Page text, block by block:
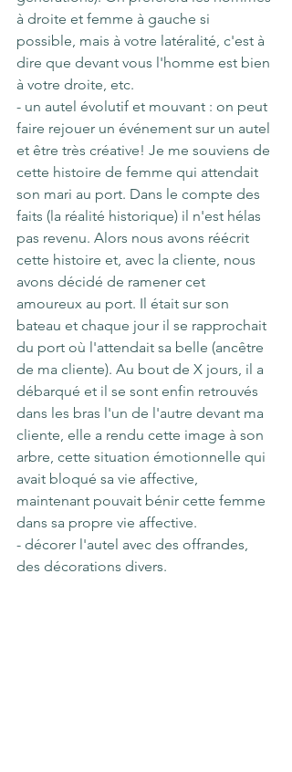
à droite et femme à gauche si
possible, mais à votre latéralité, c'est à
dire que devant vous l'homme est bien
à votre droite, etc.
- un autel évolutif et mouvant : on peut
faire rejouer un événement sur un autel
et être très créative! Je me souviens de
cette histoire de femme qui attendait
son mari au port. Dans le compte des
faits (la réalité historique) il n'est hélas
pas revenu. Alors nous avons réécrit
cette histoire et, avec la cliente, nous
avons décidé de ramener cet
amoureux au port. Il était sur son
bateau et chaque jour il se rapprochait
du port où l'attendait sa belle (ancêtre
de ma cliente). Au bout de X jours, il a
débarqué et il se sont enfin retrouvés
dans les bras l'un de l'autre devant ma
cliente, elle a rendu cette image à son
arbre, cette situation émotionnelle qui
avait bloqué sa vie affective,
maintenant pouvait bénir cette femme
dans sa propre vie affective.
- décorer l'autel avec des offrandes,
des décorations divers.